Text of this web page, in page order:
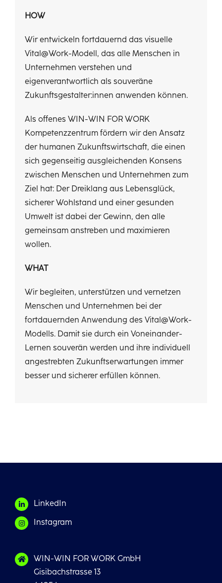
HOW
Wir entwickeln fortdauernd das visuelle
Vital@Work-Modell, das alle Menschen in
Unternehmen verstehen und
eigenverantwortlich als souveräne
Zukunftsgestalter:innen anwenden können.
Als offenes WIN-WIN FOR WORK
Kompetenzzentrum fördern wir den Ansatz
der humanen Zukunftswirtschaft, die einen
sich gegenseitig ausgleichenden Konsens
zwischen Menschen und Unternehmen zum
Ziel hat: Der Dreiklang aus Lebensglück,
sicherer Wohlstand und einer gesunden
Umwelt ist dabei der Gewinn, den alle
gemeinsam anstreben und maximieren
wollen.
WHAT
Wir begleiten, unterstützen und vernetzen
Menschen und Unternehmen bei der
fortdauernden Anwendung des Vital@Work-
Modells. Damit sie durch ein Voneinander-
Lernen souverän werden und ihre individuell
angestrebten Zukunftserwartungen immer
besser und sicherer erfüllen können.
LinkedIn
Instagram
WIN-WIN FOR WORK GmbH
Gisibachstrasse 13